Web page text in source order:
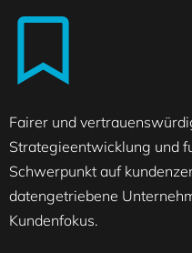
Fairer und
Strategieentwicklung und
Schwerpunkt auf
datengetriebene
Kundenfokus.